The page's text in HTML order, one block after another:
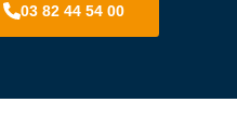
03 82 44 54 00